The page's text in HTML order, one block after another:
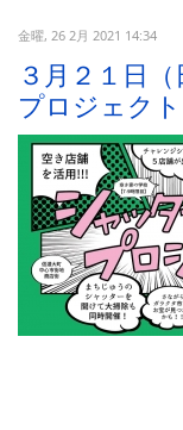
金曜, 26 2月 2021 14:34
３月２１日
プロジェクト